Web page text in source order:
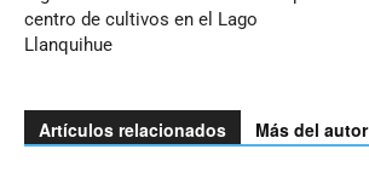
centro de cultivos en el Lago
Llanquihue
Artículos relacionados Más del autor